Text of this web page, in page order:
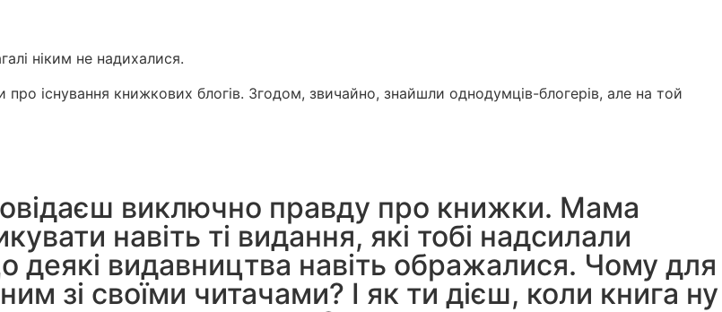
ніким не надихалися.
про існування книжкових блогів. Згодом, звичайно, знайшли однодумців-блогерів, але на той
виключно правду про книжки. Мама
навіть ті видання, які тобі надсилали
деякі видавництва навіть ображалися. Чому для
зі своїми читачами? І як ти дієш, коли книга ну